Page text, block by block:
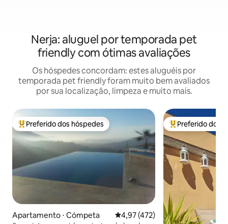
Nerja: aluguel por temporada pet
friendly com ótimas avaliações
Os hóspedes concordam: estes aluguéis por
temporada pet friendly foram muito bem avaliados
por sua localização, limpeza e muito mais.
Entre os melhores preferidos dos hóspedes
Preferido dos hóspedes
Apartamento ⋅ Cómpeta 4,97 de uma avaliação média de
4,97 (472)
Entre os
Preferido dos